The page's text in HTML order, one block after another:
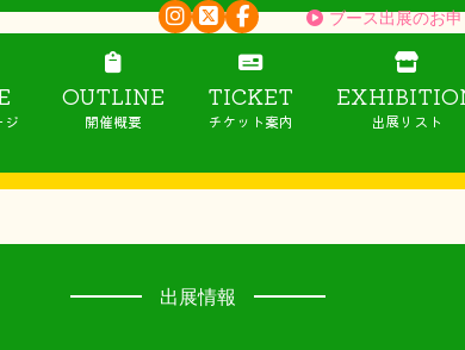
ブース出展のお
ジ
OUTLINE
開催概要
TICKET
チケット案内 出展リスト
出展情報